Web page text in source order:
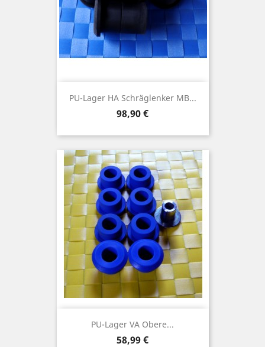
PU-Lager HA Schräglenker MB...
Preis
98,90 €
PU-Lager VA Obere...
Preis
58,99 €